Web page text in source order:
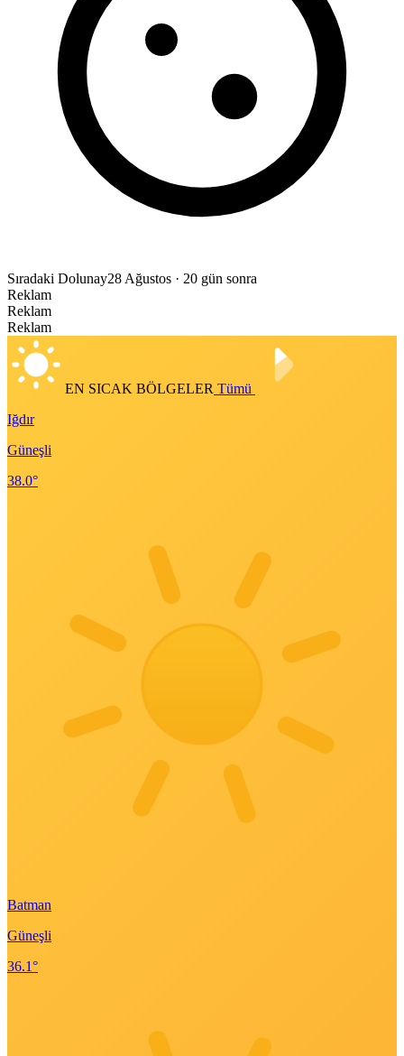
Sıradaki Dolunay28 Ağustos · 20 gün sonra
Reklam
Reklam
Reklam
EN SICAK BÖLGELER Tümü
Iğdır
Güneşli
38.0°
Batman
Güneşli
36.1°